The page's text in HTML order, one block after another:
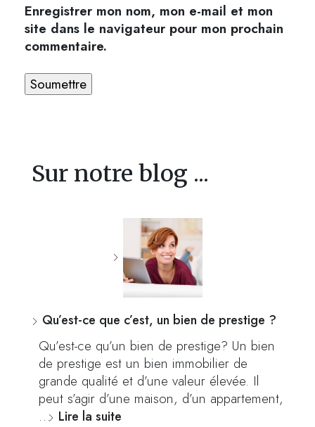
Enregistrer mon nom, mon e-mail et mon
site dans le navigateur pour mon prochain
commentaire.
Sur notre blog ...
Qu’est-ce que c’est, un bien de prestige ?
Qu’est-ce qu’un bien de prestige? Un bien
de prestige est un bien immobilier de
grande qualité et d’une valeur élevée. Il
peut s’agir d’une maison, d’un appartement,
… Lire la suite